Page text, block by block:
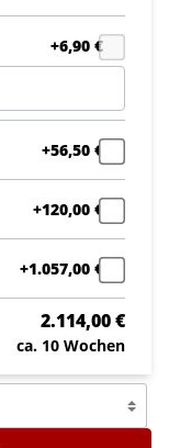
+6,90 €
+56,50 €
+120,00 €
+1.057,00 €
2.114,00 €
ca. 10 Wochen